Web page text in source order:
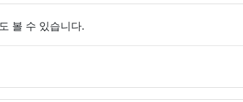
볼 수 있습니다.